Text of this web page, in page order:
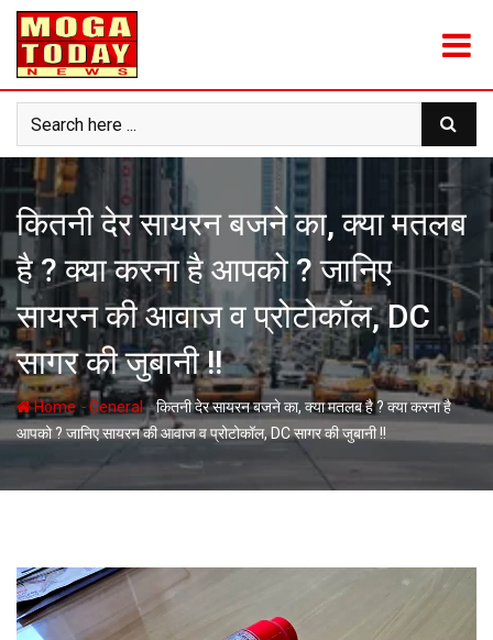
Skip
content
कितनी देर सायरन बजने का, क्या मतलब
है ? क्या करना है आपको ? जानिए
सायरन की आवाज व प्रोटोकॉल, DC
सागर की जुबानी !!
Home-General-कितनी देर सायरन बजने का, क्या मतलब है ? क्या करना है
आपको ? जानिए सायरन की आवाज व प्रोटोकॉल, DC सागर की जुबानी !!